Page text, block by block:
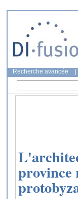
Recherche avancée
province